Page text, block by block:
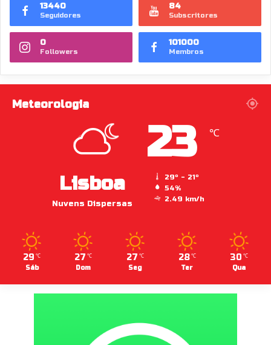
13440
Seguidores
84
Subscritores
0
Followers
101000
Membros
Meteorologia
Lisboa
Nuvens Dispersas
23 ℃
29º - 21º
54%
2.49 km/h
29 ℃
Sáb
27 ℃
Dom
27 ℃
Seg
28 ℃
Ter
30 ℃
Qua